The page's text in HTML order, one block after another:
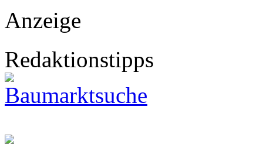
Anzeige
Redaktionstipps